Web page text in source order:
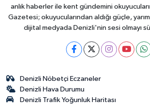
anlık haberler ile kent gündemini
Gazetesi; okuyucularından aldığı güçle,
dijital medyada Denizli'nin sesi olmayı
Denizli Nöbetçi Eczaneler
Denizli Hava Durumu
Denizli Trafik Yoğunluk Haritası